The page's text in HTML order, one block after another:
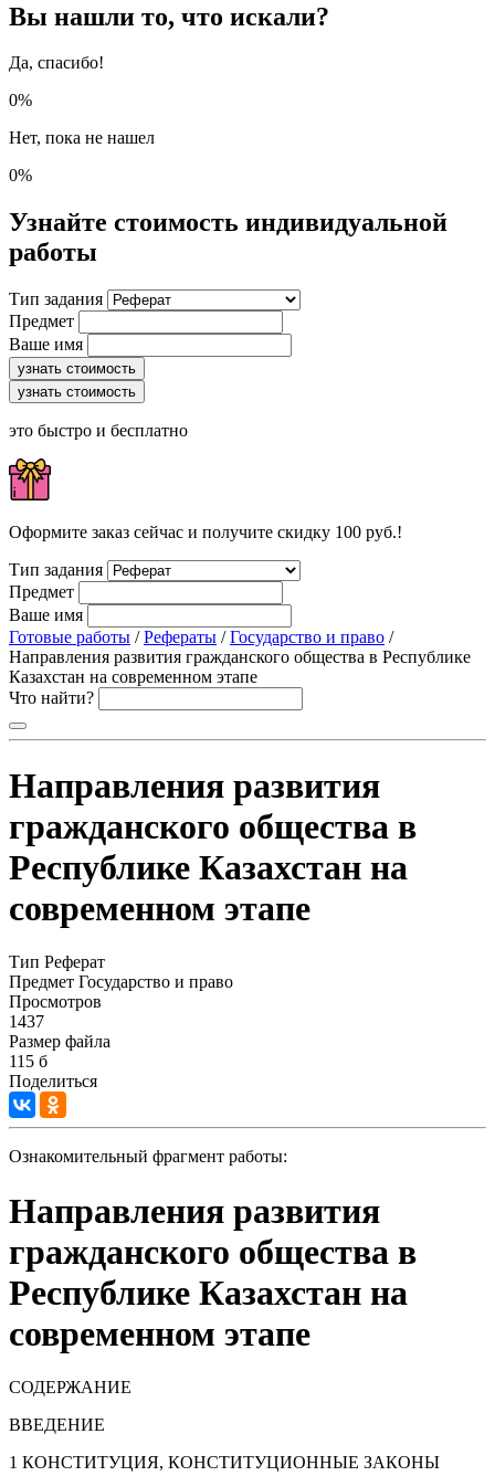
Вы нашли то, что искали?
Да, спасибо!
0%
Нет, пока не нашел
0%
Узнайте стоимость индивидуальной
работы
Тип задания
Предмет
Ваше имя
узнать стоимость
узнать стоимость
это быстро и бесплатно
Оформите заказ сейчас и получите скидку 100 руб.!
Тип задания
Предмет
Ваше имя
Готовые работы /Рефераты /Государство и право /
Направления развития гражданского общества в Республике
Казахстан на современном этапе
Что найти?
Направления развития
гражданского общества в
Республике Казахстан на
современном этапе
Тип Реферат
Предмет Государство и право
Просмотров
1437
Размер файла
115 б
Поделиться
Ознакомительный фрагмент работы:
Направления развития
гражданского общества в
Республике Казахстан на
современном этапе
СОДЕРЖАНИЕ
ВВЕДЕНИЕ
1 КОНСТИТУЦИЯ, КОНСТИТУЦИОННЫЕ ЗАКОНЫ